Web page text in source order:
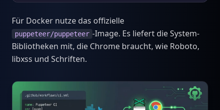
Für Docker nutze das offizielle
puppeteer/puppeteer -Image. Es liefert die System-
Bibliotheken mit, die Chrome braucht, wie Roboto,
libxss und Schriften.